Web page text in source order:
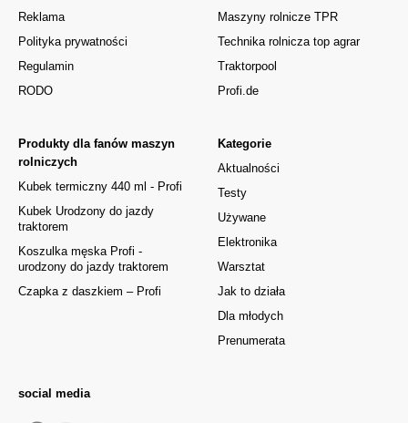
Reklama
Polityka prywatności
Regulamin
RODO
Kategorie
Aktualności
Testy
Używane
Elektronika
Warsztat
Jak to działa
Dla młodych
Prenumerata
Produkty dla fanów maszyn
rolniczych
Kubek termiczny 440 ml - Profi
Kubek Urodzony do jazdy
traktorem
Koszulka męska Profi -
urodzony do jazdy traktorem
Czapka z daszkiem – Profi
Maszyny rolnicze TPR
Technika rolnicza top agrar
Traktorpool
Profi.de
social media